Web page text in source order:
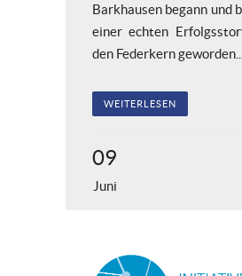
Barkhausen begann und
einer echten
den Federkern geworden...
WEITERLESEN
09
Juni